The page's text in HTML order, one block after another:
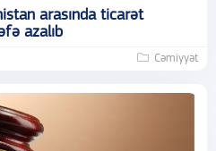
arasında ticarət
azalıb
Cəmiyyət